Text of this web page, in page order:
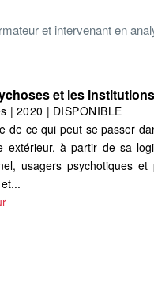
et intervenant en
et les institutions
| 2020 | DISPONIBLE
de ce qui peut se passer
extérieur, à partir de sa
usagers psychotiques